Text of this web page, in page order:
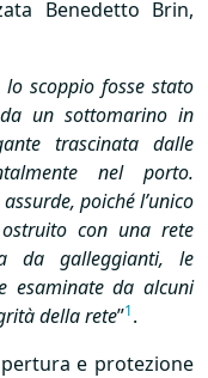
Benedetto Brin,
scoppio fosse stato
un sottomarino in
trascinata dalle
nel porto.
poiché l’unico
con una rete
da galleggianti, le
esaminate da alcuni
della rete”1.
e protezione